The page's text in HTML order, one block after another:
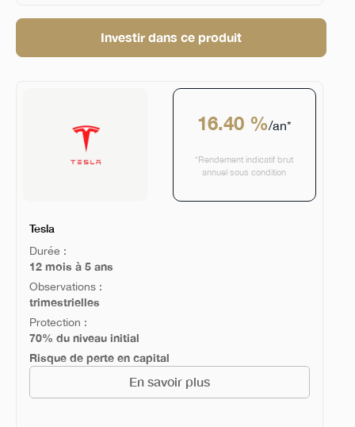
Investir dans ce produit
16.40 %/an*
*Rendement indicatif brut
annuel sous condition
Tesla
Durée :
12 mois à 5 ans
Observations :
trimestrielles
Protection :
70% du niveau initial
Risque de perte en capital
En savoir plus